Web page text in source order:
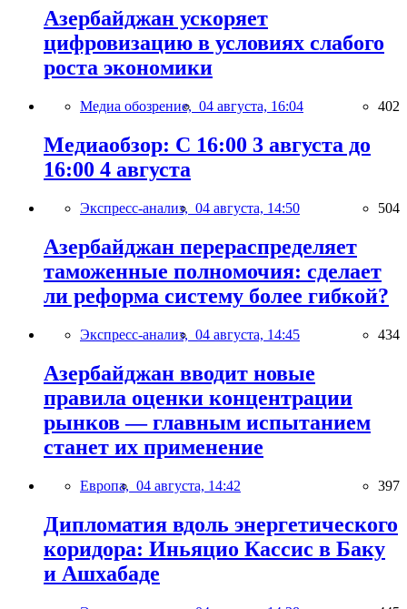
Азербайджан ускоряет
цифровизацию в условиях слабого
роста экономики
Медиа обозрение, 04 августа, 16:04 402
Медиаобзор: С 16:00 3 августа до
16:00 4 августа
Экспресс-анализ, 04 августа, 14:50 504
Азербайджан перераспределяет
таможенные полномочия: сделает
ли реформа систему более гибкой?
Экспресс-анализ, 04 августа, 14:45 434
Азербайджан вводит новые
правила оценки концентрации
рынков — главным испытанием
станет их применение
Европа, 04 августа, 14:42 397
Дипломатия вдоль энергетического
коридора: Иньяцио Кассис в Баку
и Ашхабаде